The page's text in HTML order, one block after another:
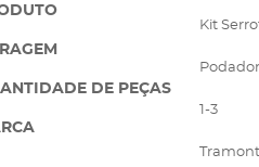
DE PEÇAS
Kit
Podador
1-3